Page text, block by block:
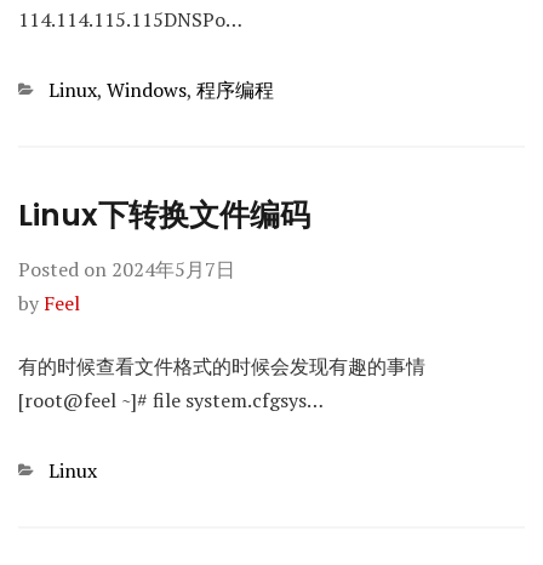
114.114.115.115DNSPo…
Categories
Linux, Windows, 程序编程
Linux下转换文件编码
Posted on 2024年5月7日
by Feel
有的时候查看文件格式的时候会发现有趣的事情
[root@feel ~]# file system.cfgsys…
Categories
Linux